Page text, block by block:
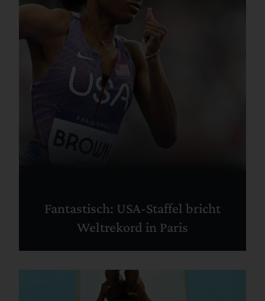
Fantastisch: USA-Staffel bricht
Weltrekord in Paris